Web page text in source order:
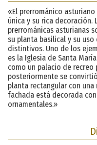
«El prerrománico
única y su rica decoración.
prerrománicas asturianas
su planta basilical y su
distintivos. Uno de los
es la Iglesia de Santa
como un palacio de recreo
posteriormente se
planta rectangular con
fachada está decorada
ornamentales.»